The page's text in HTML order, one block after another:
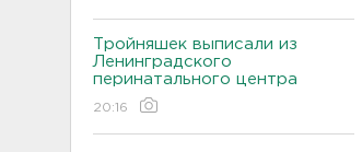
Тройняшек выписали из
Ленинградского
перинатального центра
20:16